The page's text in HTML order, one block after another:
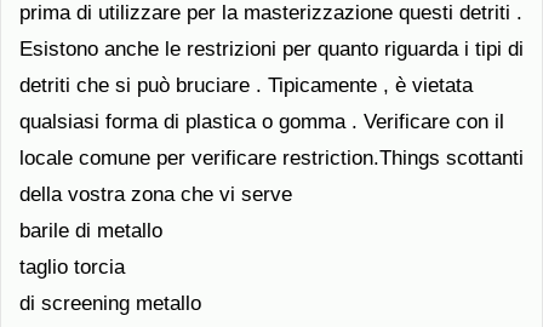
prima di utilizzare per la masterizzazione questi detriti .
Esistono anche le restrizioni per quanto riguarda i tipi di
detriti che si può bruciare . Tipicamente , è vietata
qualsiasi forma di plastica o gomma . Verificare con il
locale comune per verificare restriction.Things scottanti
della vostra zona che vi serve
barile di metallo
taglio torcia
di screening metallo